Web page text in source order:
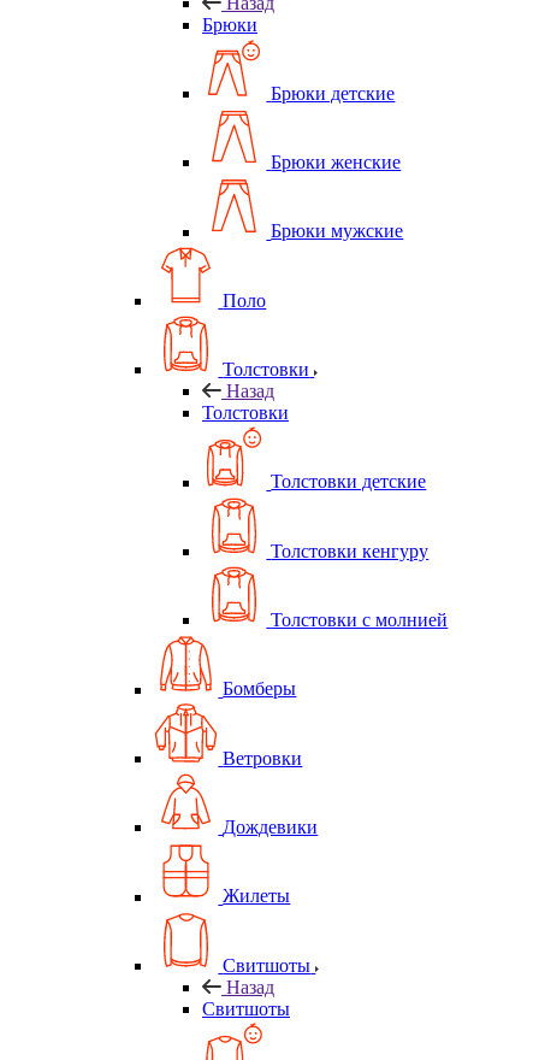
Брюки
Брюки детские
Брюки женские
Брюки мужские
Поло
Толстовки
Назад
Толстовки
Толстовки детские
Толстовки кенгуру
Толстовки с молнией
Бомберы
Ветровки
Дождевики
Жилеты
Свитшоты
Назад
Свитшоты